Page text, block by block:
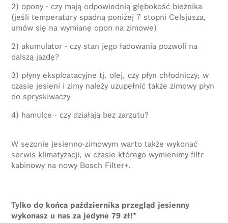
2) opony - czy mają odpowiednią głębokość bieżnika
(jeśli temperatury spadną poniżej 7 stopni Celsjusza,
umów się na wymianę opon na zimowe)
2) akumulator - czy stan jego ładowania pozwoli na
dalszą jazdę?
3) płyny eksploatacyjne tj. olej, czy płyn chłodniczy; w
czasie jesieni i zimy należy uzupełnić także zimowy płyn
do spryskiwaczy
4) hamulce - czy działają bez zarzutu?
W sezonie jesienno-zimowym warto także wykonać
serwis klimatyzacji, w czasie którego wymienimy filtr
kabinowy na nowy Bosch Filter+.
Tylko do końca października przegląd jesienny
wykonasz u nas za jedyne 79 zł!*